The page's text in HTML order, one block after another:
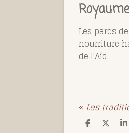
Les parcs
nourriture
de l'Aïd.
«Les
P P P